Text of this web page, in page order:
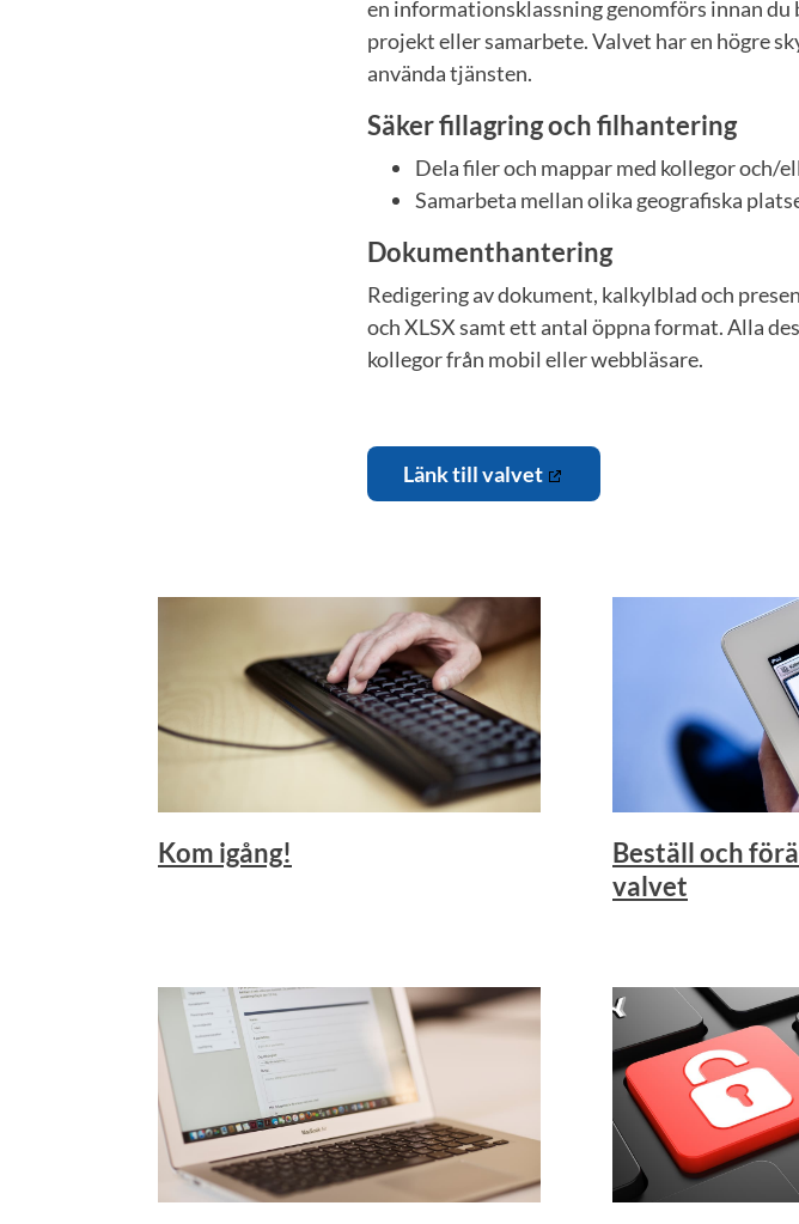
en informationsklassning genomförs innan
projekt eller samarbete. Valvet har en högre
använda tjänsten.
Säker fillagring och filhantering
Dela filer och mappar med kollegor och/
Samarbeta mellan olika geografiska
Dokumenthantering
Redigering av dokument, kalkylblad och
och XLSX samt ett antal öppna format. Alla
kollegor från mobil eller webbläsare.
Länk till valvet
Kom igång!
Beställ och
valvet